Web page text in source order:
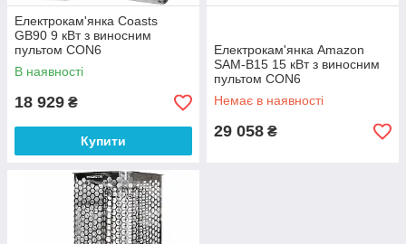
Електрокам'янка Coasts
GB90 9 кВт з виносним
пультом CON6
В наявності
18 929 ₴
Купити
Електрокам'янка Amazon
SAM-B15 15 кВт з виносним
пультом CON6
Немає в наявності
29 058 ₴